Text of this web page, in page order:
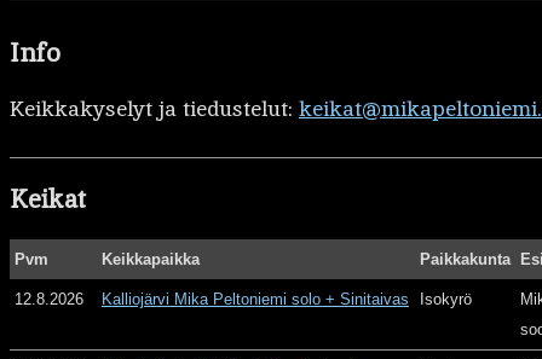
Info
Keikkakyselyt ja tiedustelut:
Keikat
Pvm Keikkapaikka Paikkakunta
12.8.2026 Kalliojärvi Mika Peltoniemi solo + Sinitaivas Isokyrö